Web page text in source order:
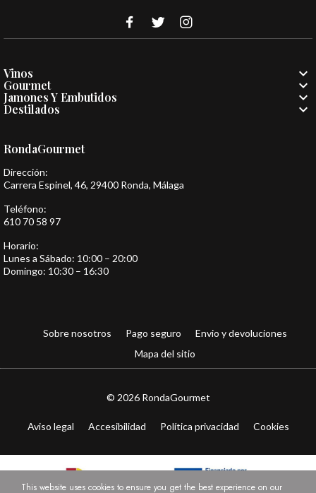
Vinos 
Gourmet 
Jamones Y Embutidos 
Destilados 
RondaGourmet
Dirección:
Carrera Espinel, 46, 29400 Ronda, Málaga
Teléfono:
610 70 58 97
Horario:
Lunes a Sábado: 10:00 – 20:00
Domingo: 10:30 – 16:30
Sobre nosotros Pago seguro
Envio y devoluciones
Mapa del sitio
© 2026 RondaGourmet
Aviso legal Accesibilidad Política privacidad Cookies
This website uses cookies to ensure you get the best experience on our